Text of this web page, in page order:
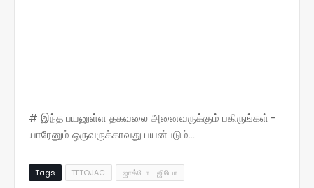
# இந்த பயனுள்ள தகவலை அனைவருக்கும் பகிருங்கள் -
யாரேனும் ஒருவருக்காவது பயன்படும்...
Tags TETOJAC ஜாக்டோ - ஜியோ